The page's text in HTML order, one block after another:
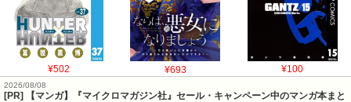
¥502 ¥693 ¥100
2026/08/08
[PR] 【マンガ】『マイクロマガジン社』セール・キャンペーン中のマンガ本まと